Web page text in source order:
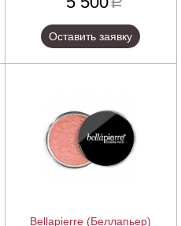
Оставить заявку
Bellapierre (Беллапьер)